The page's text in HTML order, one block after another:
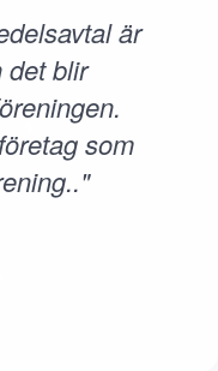
är
det blir
som